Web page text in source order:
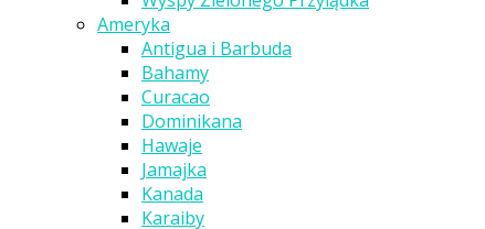
Ameryka
Antigua i Barbuda
Bahamy
Curacao
Dominikana
Hawaje
Jamajka
Kanada
Karaiby